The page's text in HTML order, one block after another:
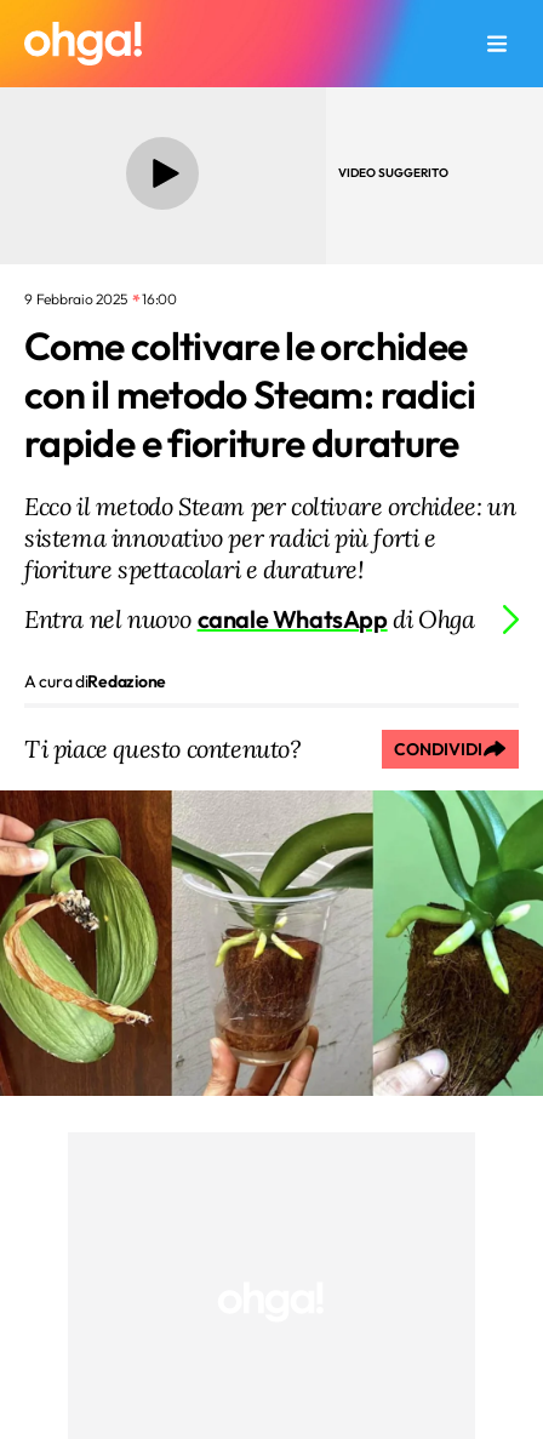
VIDEO SUGGERITO
9 Febbraio 2025 16:00
Come coltivare le orchidee
con il metodo Steam: radici
rapide e fioriture durature
Ecco il metodo Steam per coltivare orchidee: un
sistema innovativo per radici più forti e
fioriture spettacolari e durature!
Entra nel nuovo canale WhatsAppdi Ohga
A cura diRedazione
Ti piace questo contenuto? CONDIVIDI